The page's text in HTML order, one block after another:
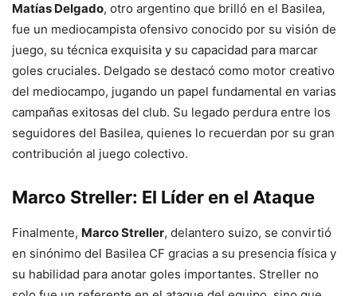
Matías Delgado, otro argentino que brilló en el Basilea,
fue un mediocampista ofensivo conocido por su visión de
juego, su técnica exquisita y su capacidad para marcar
goles cruciales. Delgado se destacó como motor creativo
del mediocampo, jugando un papel fundamental en varias
campañas exitosas del club. Su legado perdura entre los
seguidores del Basilea, quienes lo recuerdan por su gran
contribución al juego colectivo.
Marco Streller: El Líder en el Ataque
Finalmente, Marco Streller, delantero suizo, se convirtió
en sinónimo del Basilea CF gracias a su presencia física y
su habilidad para anotar goles importantes. Streller no